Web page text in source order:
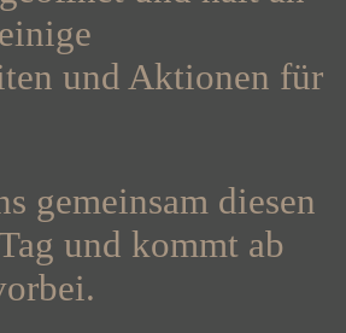
und Aktionen für
gemeinsam diesen
und kommt ab